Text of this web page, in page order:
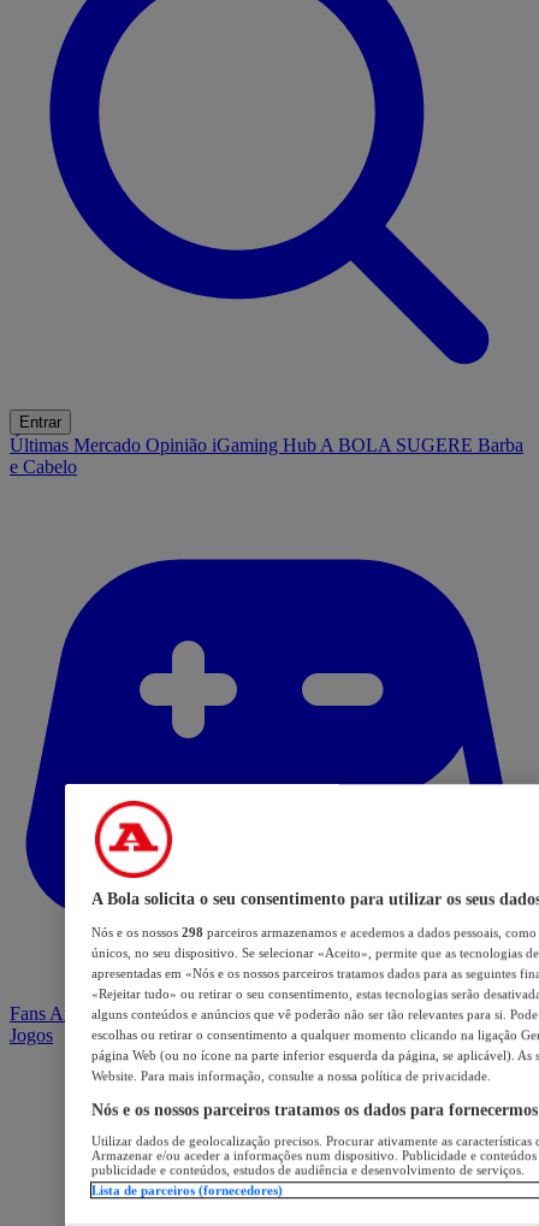
Entrar
Últimas Mercado Opinião iGaming Hub A BOLA SUGERE Barba
e Cabelo
Fans Arena
Jogos
A Bola solicita o seu consentimento para utilizar os seus
Nós e os nossos 298 parceiros armazenamos e acedemos a dados pessoais,
únicos, no seu dispositivo. Se selecionar «Aceito», permite que as tecnologias
apresentadas em «Nós e os nossos parceiros tratamos dados para as seguintes
«Rejeitar tudo» ou retirar o seu consentimento, estas tecnologias serão
alguns conteúdos e anúncios que vê poderão não ser tão relevantes para si.
escolhas ou retirar o consentimento a qualquer momento clicando na ligação
página Web (ou no ícone na parte inferior esquerda da página, se aplicável). As
Website. Para mais informação, consulte a nossa política de privacidade.
Nós e os nossos parceiros tratamos os dados para
Utilizar dados de geolocalização precisos. Procurar ativamente as
Armazenar e/ou aceder a informações num dispositivo. Publicidade e
publicidade e conteúdos, estudos de audiência e desenvolvimento de serviços.
Lista de parceiros (fornecedores)